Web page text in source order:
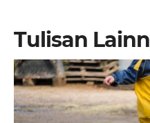
Tulisan